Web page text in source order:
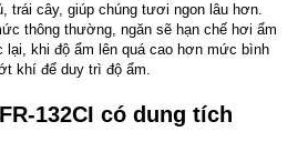
trái cây, giúp chúng tươi ngon lâu hơn.
thông thường, ngăn sẽ hạn chế hơi ẩm
lại, khi độ ẩm lên quá cao hơn mức bình
khí để duy trì độ ẩm.
132CI có dung tích